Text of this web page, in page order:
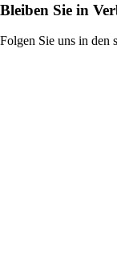
Bleiben Sie in
Folgen Sie uns in den